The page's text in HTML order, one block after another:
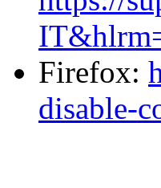
Firefox:
disable-